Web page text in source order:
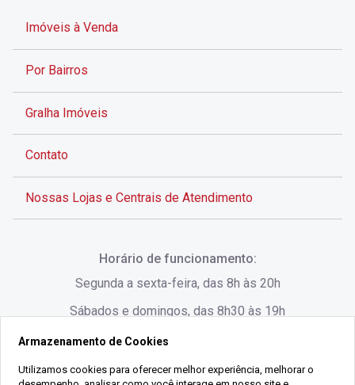
Imóveis à Venda
Por Bairros
Gralha Imóveis
Contato
Nossas Lojas e Centrais de Atendimento
Rua Lauro Linhares, 1080 - Trindade, Florianópolis -
SC
Horário de funcionamento:
Segunda a sexta-feira, das 8h às 20h
Sábados e domingos, das 8h30 às 19h
Armazenamento de Cookies
Utilizamos cookies para oferecer melhor experiência, melhorar o